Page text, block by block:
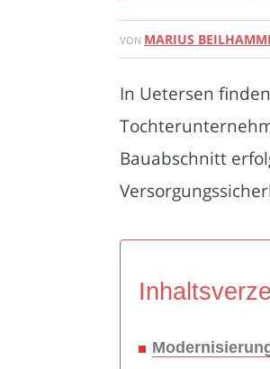
VON MARIUS
In Uetersen
Bauabschnitt